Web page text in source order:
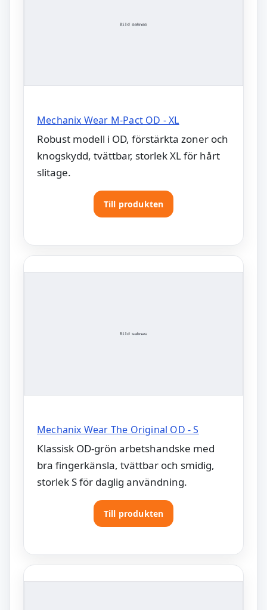
Mechanix Wear M-Pact OD - XL
Robust modell i OD, förstärkta zoner och
knogskydd, tvättbar, storlek XL för hårt
slitage.
Till produkten
Mechanix Wear The Original OD - S
Klassisk OD-grön arbetshandske med
bra fingerkänsla, tvättbar och smidig,
storlek S för daglig användning.
Till produkten